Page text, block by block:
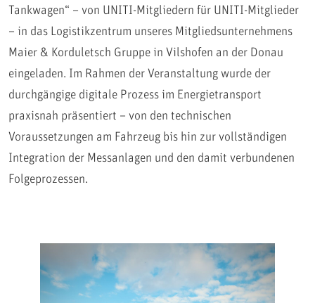
Tankwagen“ – von UNITI-Mitgliedern für UNITI-Mitglieder
– in das Logistikzentrum unseres Mitgliedsunternehmens
Maier & Korduletsch Gruppe in Vilshofen an der Donau
eingeladen. Im Rahmen der Veranstaltung wurde der
durchgängige digitale Prozess im Energietransport
praxisnah präsentiert – von den technischen
Voraussetzungen am Fahrzeug bis hin zur vollständigen
Integration der Messanlagen und den damit verbundenen
Folgeprozessen.